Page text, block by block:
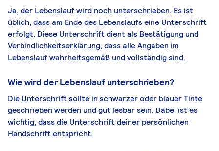
Ja, der Lebenslauf wird noch unterschrieben. Es ist
üblich, dass am Ende des Lebenslaufs eine Unterschrift
erfolgt. Diese Unterschrift dient als Bestätigung und
Verbindlichkeitserklärung, dass alle Angaben im
Lebenslauf wahrheitsgemäß und vollständig sind.
Wie wird der Lebenslauf unterschrieben?
Die Unterschrift sollte in schwarzer oder blauer Tinte
geschrieben werden und gut lesbar sein. Dabei ist es
wichtig, dass die Unterschrift deiner persönlichen
Handschrift entspricht.